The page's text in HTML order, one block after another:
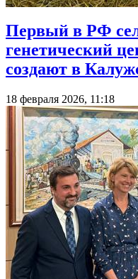
Первый в РФ
генетический
создают в
18 февраля 2026, 11:18